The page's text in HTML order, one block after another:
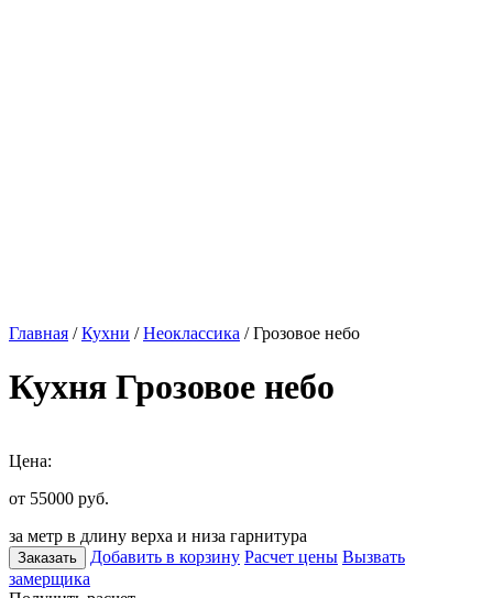
Главная /Кухни /Неоклассика / Грозовое небо
Кухня Грозовое небо
Цена:
от 55000 руб.
за метр в длину верха и низа гарнитура
Заказать Добавить в корзину Расчет цены Вызвать
замерщика